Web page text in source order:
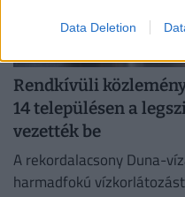
Data Deletion
Rendkívüli
14 településen a
vezették be
A rekordalacsony Duna-
harmadfokú